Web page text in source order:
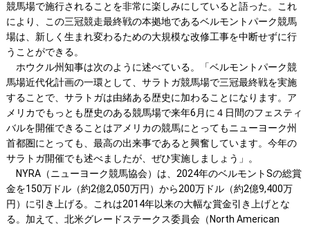
競馬場で施行されることを非常に楽しみにしていると語った。これ
により、この三冠競走最終戦の本拠地であるベルモントパーク競馬
場は、新しく生まれ変わるための大規模な改修工事を中断せずに行
うことができる。
ホウクル州知事は次のように述べている。「ベルモントパーク競
馬場近代化計画の一環として、サラトガ競馬場で三冠最終戦を実施
することで、サラトガは由緒ある歴史に加わることになります。ア
メリカでもっとも歴史のある競馬場で来年6月に４日間のフェスティ
バルを開催できることはアメリカの競馬にとってもニューヨーク州
首都圏にとっても、最高の出来事であると興奮しています。今年の
サラトガ開催でも述べましたが、ぜひ実施しましょう」。
NYRA（ニューヨーク競馬協会）は、2024年のベルモントSの総賞
金を150万ドル（約2億2,050万円）から200万ドル（約2億9,400万
円）に引き上げる。これは2014年以来の大幅な賞金引き上げとな
る。加えて、北米グレードステークス委員会（North American